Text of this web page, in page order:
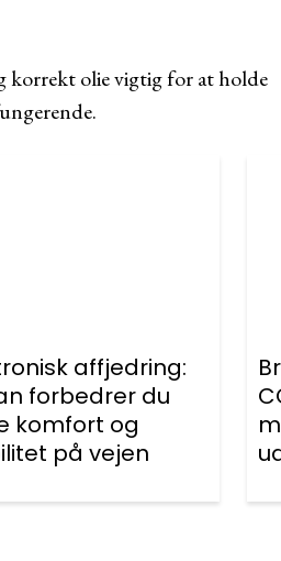
korrekt olie vigtig for at holde
affjedring:
forbedrer du
komfort og
på vejen